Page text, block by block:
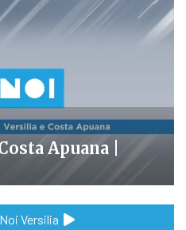
Apuana |
Versilia